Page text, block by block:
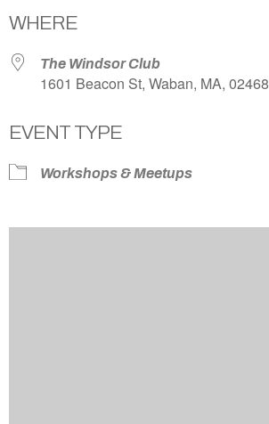
WHERE
The Windsor Club
1601 Beacon St, Waban, MA, 02468
EVENT TYPE
Workshops & Meetups